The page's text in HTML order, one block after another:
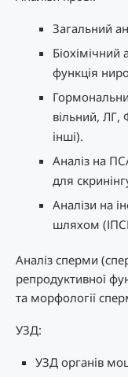
Загальний
Біохімічний
функція
вільний, ЛГ,
інші).
Аналіз на
для
Аналізи на
шляхом
Аналіз сперми
репродуктивної
та морфології
УЗД:
УЗД органів